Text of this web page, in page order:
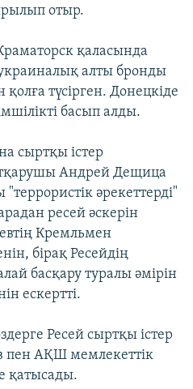
отыр.
қаласында
алты бронды
түсірген. Донецкіде
басып алды.
сыртқы істер
Андрей Дещица
әрекеттерді"
ресей әскерін
Кремльмен
бірақ Ресейдің
басқару туралы әмірін
ескертті.
Ресей сыртқы істер
пен АҚШ мемлекеттік
қатысады.